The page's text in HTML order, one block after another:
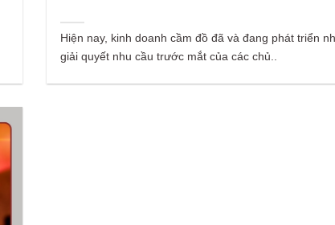
Hiện nay, kinh doanh cầm đồ đã và đang phát triển
giải quyết nhu cầu trước mắt của các chủ..